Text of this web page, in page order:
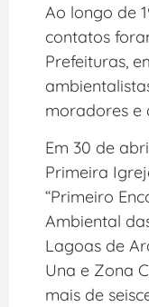
Ao longo de
contatos
Prefeituras,
moradores e
Em 30 de
Primeira
“Primeiro
Ambiental
Lagoas de
Una e Zona
mais de